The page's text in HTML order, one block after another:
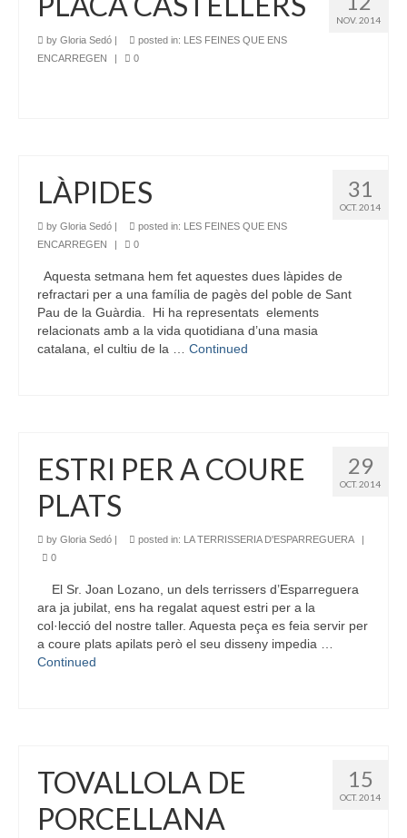
NOV. 2014
by Gloria Sedó | posted in: LES FEINES QUE ENS
ENCARREGEN
| 0
31
OCT. 2014
LÀPIDES
by Gloria Sedó | posted in: LES FEINES QUE ENS
ENCARREGEN
| 0
Aquesta setmana hem fet aquestes dues làpides de
refractari per a una família de pagès del poble de Sant
Pau de la Guàrdia. Hi ha representats elements
relacionats amb a la vida quotidiana d’una masia
catalana, el cultiu de la … Continued
29
OCT. 2014
ESTRI PER A COURE
PLATS
by Gloria Sedó posted in: LA TERRISSERIA D'ESPARREGUERA
0
El Sr. Joan Lozano, un dels terrissers d’Esparreguera
ara ja jubilat, ens ha regalat aquest estri per a la
col·lecció del nostre taller. Aquesta peça es feia servir per
a coure plats apilats però el seu disseny impedia …
Continued
15
OCT. 2014
TOVALLOLA DE
PORCELLANA